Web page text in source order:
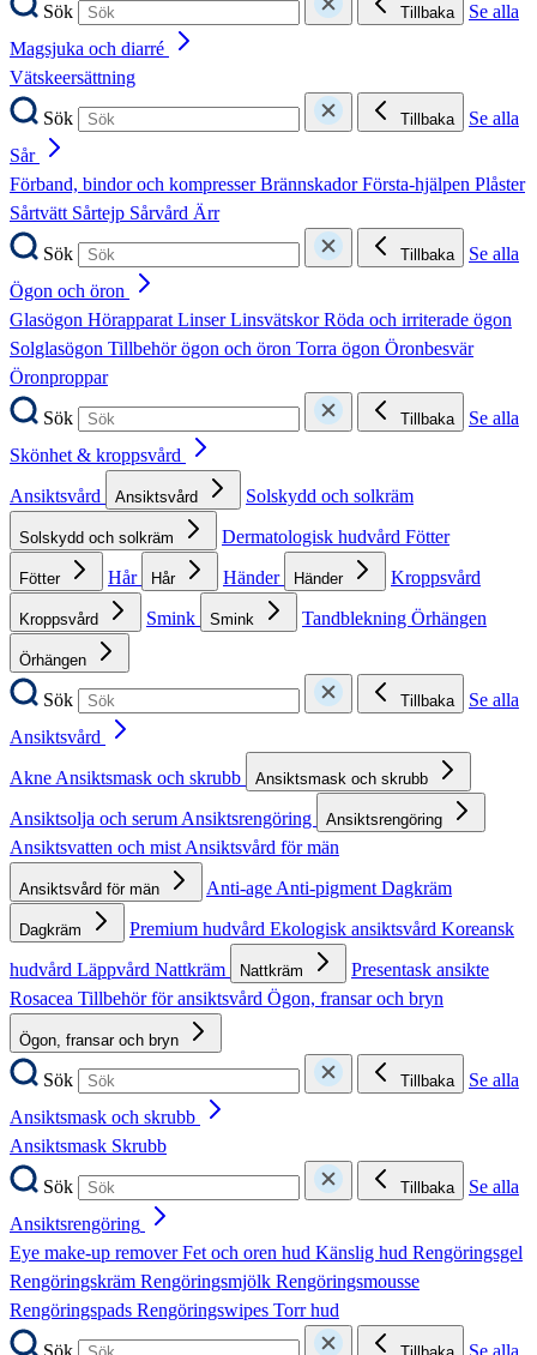
Sök
Tillbaka
Se alla
Magsjuka och diarré
Vätskeersättning
Sök
Tillbaka
Se alla
Sår
Förband, bindor och kompresserBrännskadorFörsta-hjälpen Plåster
Sårtvätt Sårtejp Sårvård Ärr
Sök
Tillbaka
Se alla
Ögon och öron
Glasögon HörapparatLinserLinsvätskorRöda och irriterade ögon
Solglasögon Tillbehör ögon och öron Torra ögon Öronbesvär
Öronproppar
Sök
Tillbaka
Se alla
Skönhet & kroppsvård
Ansiktsvård
Ansiktsvård Solskydd och solkräm
Solskydd och solkräm Dermatologisk hudvård Fötter
Fötter Hår Hår Händer Händer Kroppsvård
Kroppsvård Smink Smink Tandblekning Örhängen
Örhängen
Sök Tillbaka
Se alla
Ansiktsvård
AkneAnsiktsmask och skrubb Ansiktsmask och skrubb
Ansiktsolja och serumAnsiktsrengöring Ansiktsrengöring
Ansiktsvatten och mistAnsiktsvård för män
Ansiktsvård för män Anti-ageAnti-pigmentDagkräm
Dagkräm Premium hudvård Ekologisk ansiktsvård Koreansk
hudvård Läppvård Nattkräm Nattkräm
Presentask ansikte
Rosacea Tillbehör för ansiktsvård Ögon, fransar och bryn
Ögon, fransar och bryn
Sök Tillbaka
Se alla
Ansiktsmask och skrubb
Ansiktsmask Skrubb
Sök
Tillbaka
Se alla
Ansiktsrengöring
Eye make-up removerFet och oren hud Känslig hud Rengöringsgel
Rengöringskräm Rengöringsmjölk Rengöringsmousse
Rengöringspads Rengöringswipes Torr hud